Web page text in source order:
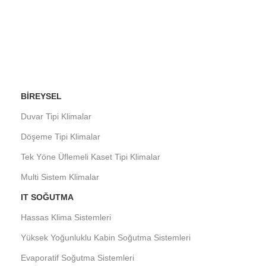
BIREYSEL
Duvar Tipi Klimalar
Döşeme Tipi Klimalar
Tek Yöne Üflemeli Kaset Tipi Klimalar
Multi Sistem Klimalar
IT SOĞUTMA
Hassas Klima Sistemleri
Yüksek Yoğunluklu Kabin Soğutma Sistemleri
Evaporatif Soğutma Sistemleri